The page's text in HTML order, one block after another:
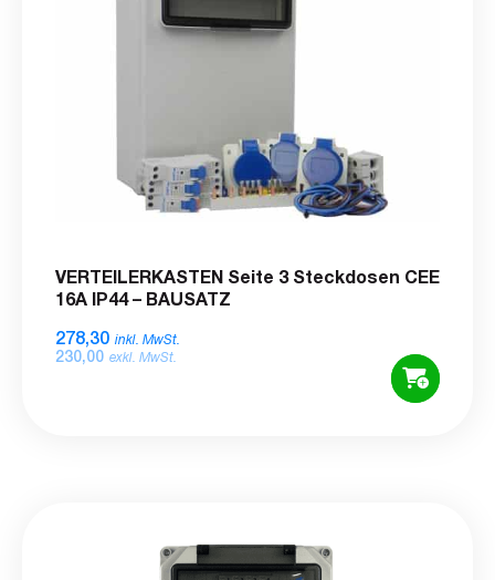
VERTEILERKASTEN Seite 3 Steckdosen CEE
16A IP44 – BAUSATZ
278,30 inkl. MwSt.
230,00 exkl. MwSt.